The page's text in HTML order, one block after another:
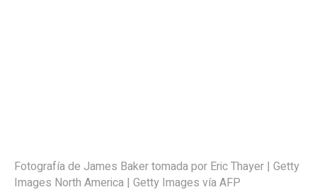
Fotografía de James Baker tomada por Eric Thayer | Getty
Images North America | Getty Images vía AFP